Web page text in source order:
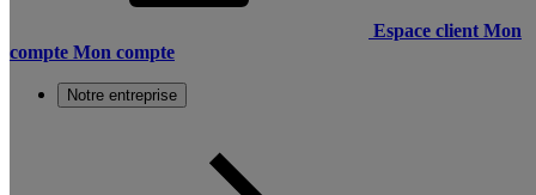
Espace client Mon
compte Mon compte
Notre entreprise